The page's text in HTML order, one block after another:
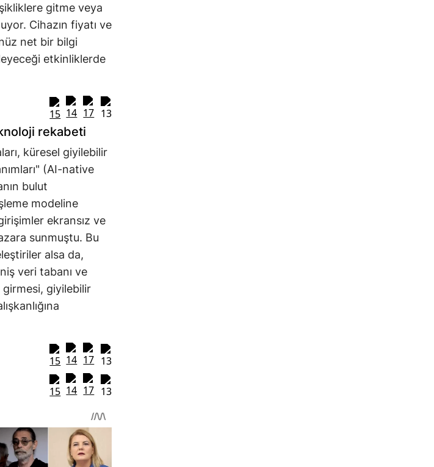
gitme veya
Cihazın fiyatı ve
net bir bilgi
etkinliklerde
rekabeti
küresel giyilebilir
(AI-native
bulut
modeline
ekransız ve
sunmuştu. Bu
alsa da,
veri tabanı ve
giyilebilir